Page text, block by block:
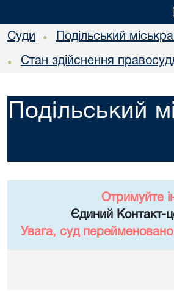
Суди • Подільський
• Стан здійснення
Подільський
Отримуйте
Єдиний Контакт-
Увага, суд перейменовано